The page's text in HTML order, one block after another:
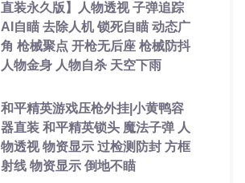
直装永久版】人物透视 子弹追踪
AI自瞄 去除人机 锁死自瞄 动态广
角 枪械聚点 开枪无后座 枪械防抖
人物金身 人物自杀 天空下雨
和平精英游戏压枪外挂|小黄鸭容
器直装 和平精英锁头 魔法子弹 人
物透视 物资显示 过检测防封 方框
射线 物资显示 倒地不瞄